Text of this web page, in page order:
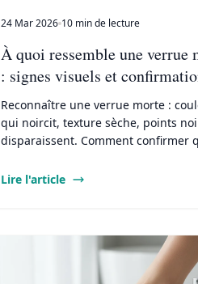
24 Mar 2026 10 min de lecture
À quoi ressemble une verrue
: signes visuels et
guérison
Reconnaître une verrue morte :
qui noircit, texture sèche, points
disparaissent. Comment confirmer
verrue.
Lire l'article